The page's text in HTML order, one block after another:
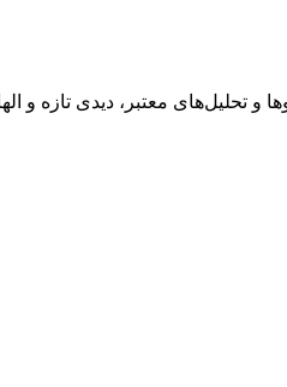
گفتگوها و تحلیل‌های معتبر، دیدی